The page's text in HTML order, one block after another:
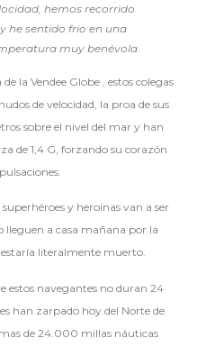
hemos recorrido
he sentido frio en una
muy benévola.
la Vendee Globe , estos colegas
de velocidad, la proa de sus
sobre el nivel del mar y han
de 1,4 G, forzando su corazón
y heroínas van a ser
lleguen a casa mañana por la
estaría literalmente muerto.
estos navegantes no duran 24
han zarpado hoy del Norte de
de 24.000 millas náuticas